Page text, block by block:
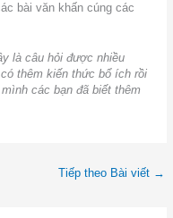
bài văn khấn cúng các
là câu hỏi được nhiều
thêm kiến thức bổ ích rồi
các bạn đã biết thêm
Tiếp theo Bài viết →